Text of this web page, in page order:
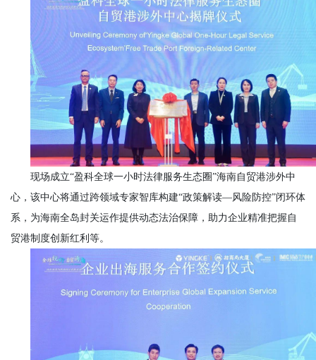
现场成立“盈科全球一小时法律服务生态圈”海南自贸港涉外中
心，该中心将通过跨领域专家智库构建“政策解读—风险防控”闭环体
系，为海南全岛封关运作提供动态法治保障，助力企业精准把握自
贸港制度创新红利等。